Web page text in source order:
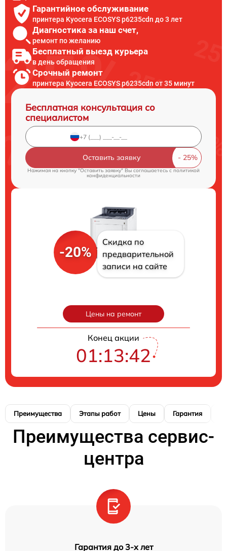
Гарантийное обслуживание
принтера Kyocera ECOSYS p6235cdn до 3 лет
Диагностика за наш счет,
ремонт по желанию
Бесплатный выезд курьера
в день обращения
Срочный ремонт
принтера Kyocera ECOSYS p6235cdn от 35 минут
Бесплатная консультация со
специалистом
Оставить заявку
Нажимая на кнопку "Оставить заявку" Вы соглашаетесь c политикой
конфиденциальности
-20%
Скидка по
предварительной
записи на сайте
Цены на ремонт
Конец акции
01:13:41
Преимущества Этапы работ Цены Гарантия
Преимущества сервис-
центра
Гарантия до 3-х лет